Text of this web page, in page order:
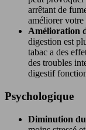
arrêtant de
améliorer
Amélioration
digestion est
tabac a des
des troubles
digestif
Psychologique
Diminution du